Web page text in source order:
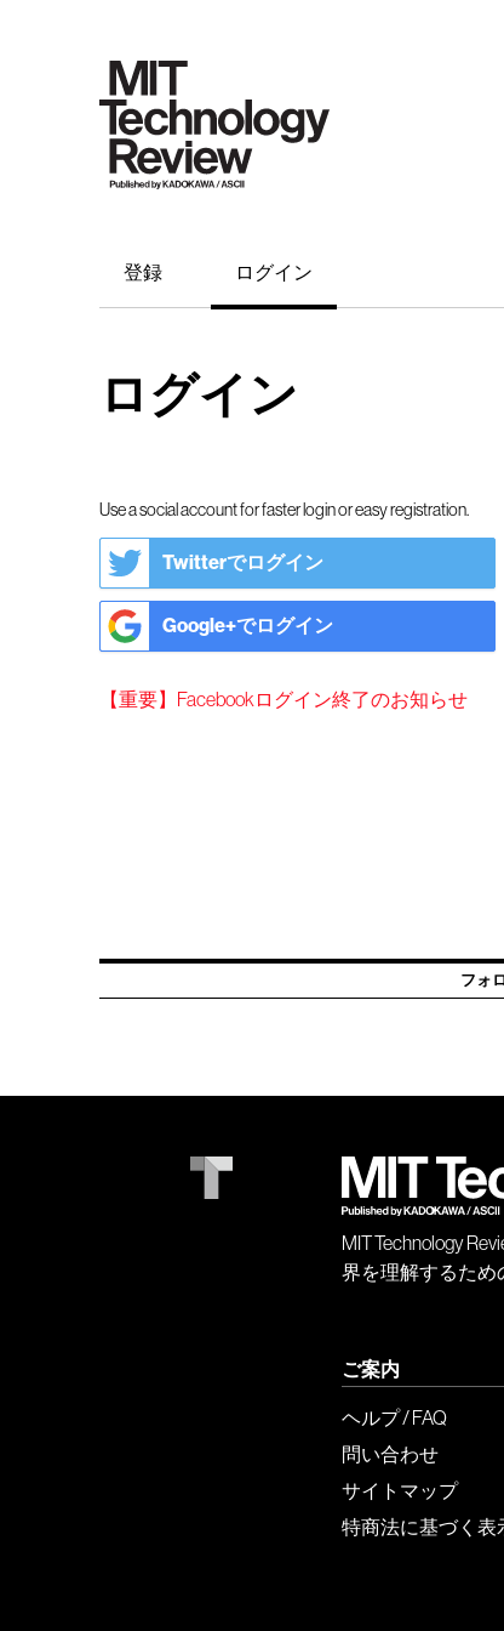
登録 ログイン
ログイン
Use a social account for faster login or easy registration.
Twitterでログイン
Google+でログイン
【重要】Facebookログイン終了のお知らせ
フォ
MIT Technology
界を理解するため
ご案内
ヘルプ / FAQ
問い合わせ
サイトマップ
特商法に基づく表